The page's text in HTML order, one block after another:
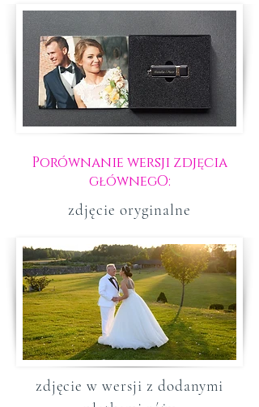
Porównanie wersji zdjęcia
głównegO:
zdjęcie oryginalne
zdjęcie w wersji z dodanymi